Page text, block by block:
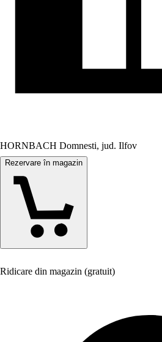
HORNBACH Domnesti, jud. Ilfov
Rezervare în magazin
Ridicare din magazin (gratuit)